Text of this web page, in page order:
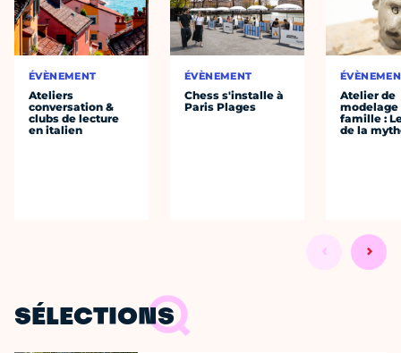
ÉVÈNEMENT
Ateliers
conversation &
clubs de lecture
en italien
ÉVÈNEMENT
Chess s'installe à
Paris Plages
Atelier de
modelage
famille :
de la
SÉLECTIONS